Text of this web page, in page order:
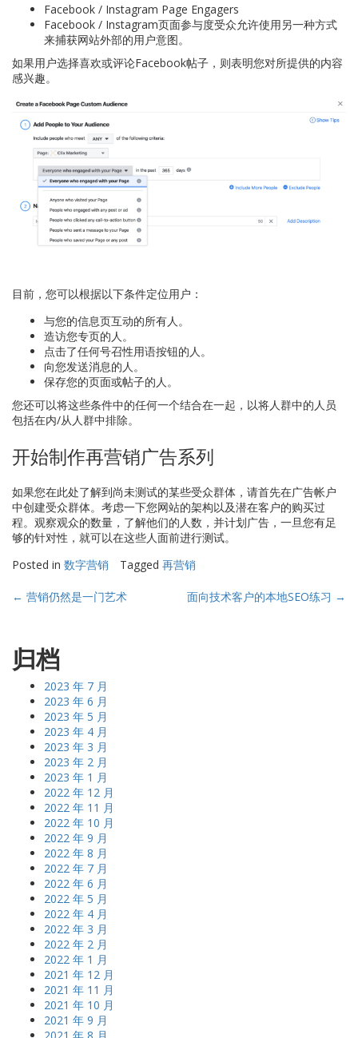
Facebook / Instagram Page Engagers
Facebook / Instagram页面参与度受众允许使用另一种方式
来捕获网站外部的用户意图。
如果用户选择喜欢或评论Facebook帖子，则表明您对所提供的内容
感兴趣。
目前，您可以根据以下条件定位用户：
与您的信息页互动的所有人。
造访您专页的人。
点击了任何号召性用语按钮的人。
向您发送消息的人。
保存您的页面或帖子的人。
您还可以将这些条件中的任何一个结合在一起，以将人群中的人员
包括在内/从人群中排除。
开始制作再营销广告系列
如果您在此处了解到尚未测试的某些受众群体，请首先在广告帐户
中创建受众群体。考虑一下您网站的架构以及潜在客户的购买过
程。观察观众的数量，了解他们的人数，并计划广告，一旦您有足
够的针对性，就可以在这些人面前进行测试。
Posted in 数字营销 Tagged 再营销
Post
← 营销仍然是一门艺术 面向技术客户的本地SEO练习 →
归档
2023 年 7 月
2023 年 6 月
2023 年 5 月
2023 年 4 月
2023 年 3 月
2023 年 2 月
2023 年 1 月
2022 年 12 月
2022 年 11 月
2022 年 10 月
2022 年 9 月
2022 年 8 月
2022 年 7 月
2022 年 6 月
2022 年 5 月
2022 年 4 月
2022 年 3 月
2022 年 2 月
2022 年 1 月
2021 年 12 月
2021 年 11 月
2021 年 10 月
2021 年 9 月